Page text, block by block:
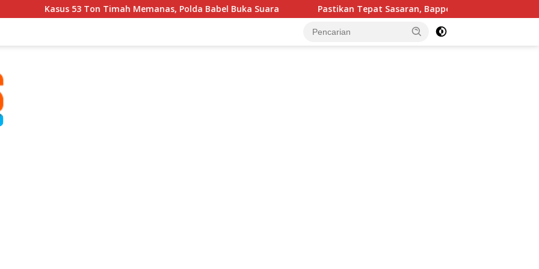
53 Ton Timah Memanas, Polda Babel Buka Suara Pastikan Tepat Sasaran, Bappeda Sumenep Mulai Verifikasi 208